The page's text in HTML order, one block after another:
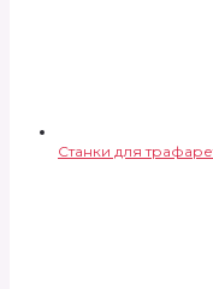
Станки для